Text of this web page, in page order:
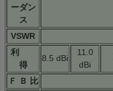
ーダン
ス
VSWR
利
得
8.5 dBi
11.0
dBi
Ｆ Ｂ 比